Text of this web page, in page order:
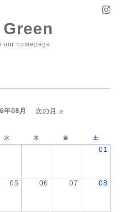
our homepage
年08月 次の月 »
水 木 金 土
01
05 06 07 08